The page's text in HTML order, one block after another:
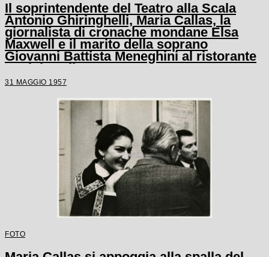
Il soprintendente del Teatro alla Scala
Antonio Ghiringhelli, Maria Callas, la
giornalista di cronache mondane Elsa
Maxwell e il marito della soprano
Giovanni Battista Meneghini al ristorante
Savini a Milano
31 MAGGIO 1957
FOTO